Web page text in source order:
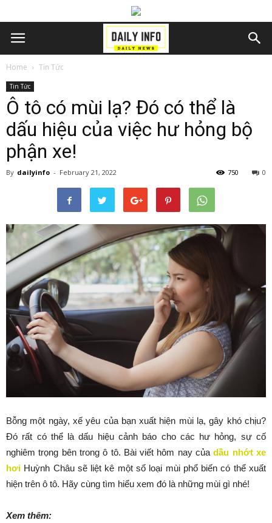
Home Tin Tức
Tin Tức
Ô tô có mùi lạ? Đó có thể là
dấu hiệu của việc hư hỏng bộ
phận xe!
By dailyinfo - February 21, 2022 0
750
Bỗng một ngày, xế yêu của bạn xuất hiện mùi lạ, gây khó chịu?
Đó rất có thể là dấu hiệu cảnh báo cho các hư hỏng, sự cố
nghiêm trọng bên trong ô tô. Bài viết hôm nay củadầu nhớt xe
hơi Huỳnh Châu sẽ liệt kê một số loại mùi phổ biến có thể xuất
hiện trên ô tô. Hãy cùng tìm hiểu xem đó là những mùi gì nhé!
Xem thêm: